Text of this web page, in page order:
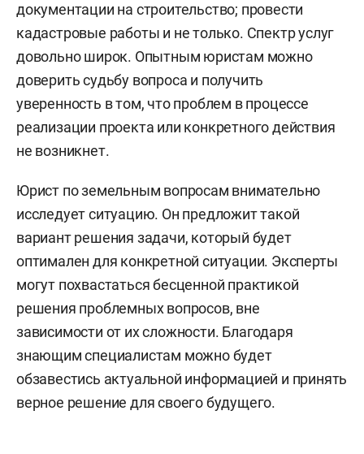
документации на строительство; провести
кадастровые работы и не только. Спектр услуг
довольно широк. Опытным юристам можно
доверить судьбу вопроса и получить
уверенность в том, что проблем в процессе
реализации проекта или конкретного действия
не возникнет.
Юрист по земельным вопросам внимательно
исследует ситуацию. Он предложит такой
вариант решения задачи, который будет
оптимален для конкретной ситуации. Эксперты
могут похвастаться бесценной практикой
решения проблемных вопросов, вне
зависимости от их сложности. Благодаря
знающим специалистам можно будет
обзавестись актуальной информацией и принять
верное решение для своего будущего.